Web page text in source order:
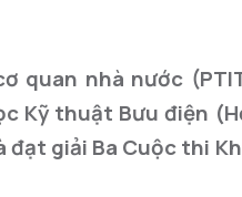
quan nhà nước
Kỹ thuật Bưu điện
giải Ba Cuộc thi